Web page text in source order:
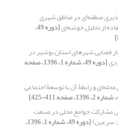
منطقه‌ای در مناطق شهری
از تحلیل خوشه‌ای [دوره 49،
فضایی شهرهای استان بوشهر در
[دوره 49، شماره 1، 1396، صفحه
و رابطۀ آن با توسعۀ اجتماعی
مشارکت جوامع محلی در صنعت
سرعین) [دوره 49، شماره 1، 1396،